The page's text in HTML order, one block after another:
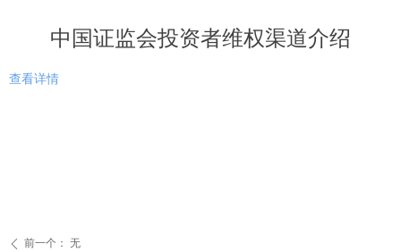
中国证监会投资者维权渠道介绍
查看详情
ꄴ 前一个： 无